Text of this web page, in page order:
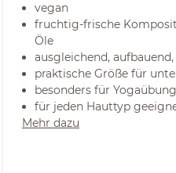
vegan
fruchtig-frische
Öle
ausgleichend,
praktische Größe für
besonders für
für jeden Hauttyp
Mehr dazu